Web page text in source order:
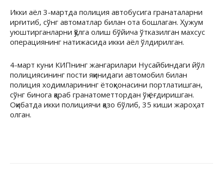
Икки аёл 3-мартда полиция автобусига гранаталарни
ирғитиб, сўнг автоматлар билан ота бошлаган. Ҳужум
уюштирганларни қўлга олиш бўйича ўтказилган махсус
операциянинг натижасида икки аёл ўлдирилган.
4-март куни КИПнинг жангарилари Нусайбиндаги йўл
полициясининг пости яқинидаги автомобил билан
полиция ходимларининг ётоқҳонасини портлатишган,
сўнг бинога қараб гранатометтордан ўқ ёғдиришган.
Оқибатда икки полициячи қазо бўлиб, 35 киши жароҳат
олган.